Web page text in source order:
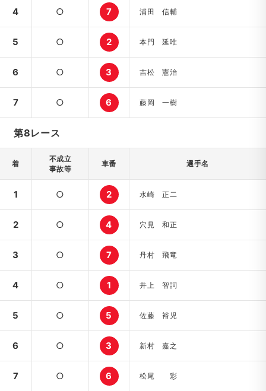
4 ○ 7 浦田 信輔
5 ○ 2 本門 延唯
6 ○ 3 吉松 憲治
7 ○ 6 藤岡 一樹
第8レース
着
不成立
事故等
車番 選手名
1 ○ 2 水崎 正二
2 ○ 4 穴見 和正
3 ○ 7 丹村 飛竜
4 ○ 1 井上 智詞
5 ○ 5 佐藤 裕児
6 ○ 3 新村 嘉之
7 ○ 6 松尾 彩